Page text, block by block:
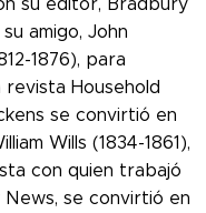
su editor, Bradbury
amigo, John
1876), para
revista Household
se convirtió en
Wills (1834-1861),
con quien trabajó
News, se convirtió en